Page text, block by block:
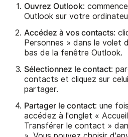
Ouvrez Outlook:
Outlook sur votre
Accédez à vos contacts:
Personnes » dans le volet
bas de la fenêtre Outlook.
Sélectionnez le contact:
contacts et cliquez sur
partager.
Partager le contact: une
accédez à l'onglet «
Transférer le contact »